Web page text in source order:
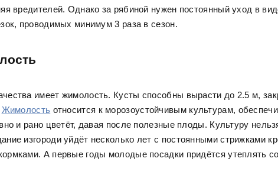
вредителей. Однако за рябиной нужен постоянный уход в
проводимых минимум 3 раза в сезон.
имеет жимолость. Кусты способны вырасти до 2.5 м,
Жимолость относится к морозоустойчивым культурам,
и рано цветёт, давая после полезные плоды. Культуру
изгороди уйдёт несколько лет с постоянными стрижками
А первые годы молодые посадки придётся утеплять